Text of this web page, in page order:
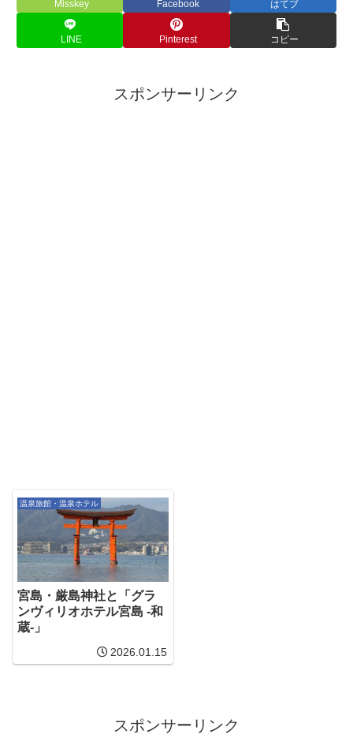
Misskey Facebook はてブ
LINE Pinterest コピー
スポンサーリンク
温泉旅館・温泉ホテル
宮島・厳島神社と「グラ
ンヴィリオホテル宮島 -和
蔵-」
2026.01.15
スポンサーリンク